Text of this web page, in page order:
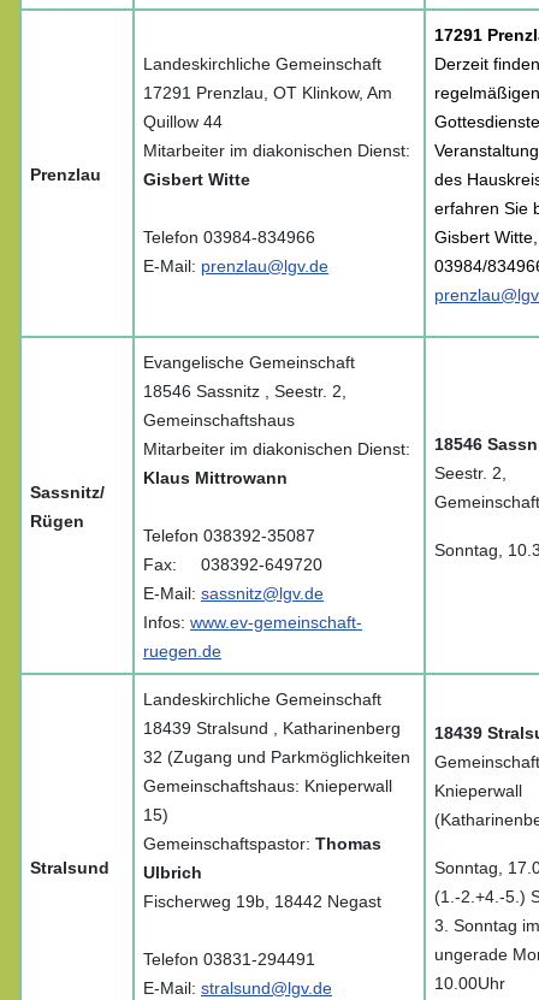
Prenzlau
Landeskirchliche Gemeinschaft
17291 Prenzlau, OT Klinkow, Am
Quillow 44
Mitarbeiter im diakonischen Dienst:
Gisbert Witte
Telefon 03984-834966
E-Mail: prenzlau@lgv.de
17291
Derzeit
regelmäßigen
des
erfahren Sie
Gisbert
03984/
Sassnitz/
Rügen
Evangelische Gemeinschaft
18546 Sassnitz , Seestr. 2,
Gemeinschaftshaus
Mitarbeiter im diakonischen Dienst:
Klaus Mittrowann
Telefon 038392-35087
Fax: 038392-649720
E-Mail: sassnitz@lgv.de
Infos: www.ev-gemeinschaft-
ruegen.de
18546
Seestr. 2,
Sonntag,
Stralsund
Landeskirchliche Gemeinschaft
18439 Stralsund , Katharinenberg
32 (Zugang und Parkmöglichkeiten
Gemeinschaftshaus: Knieperwall
15)
Gemeinschaftspastor: Thomas
Ulbrich
Fischerweg 19b, 18442 Negast
Telefon 03831-294491
E-Mail: stralsund@lgv.de
18439
Knieperwall
Sonntag,
(1.-2.+4.-5.)
3. Sonntag im
ungerade
10.00Uhr